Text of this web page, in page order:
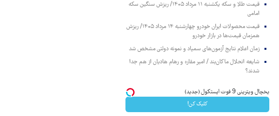
قیمت طلا و سکه یکشنبه ۱۱ مرداد ۱۴۰۵/ ریزش سنگین سکه
امامی
قیمت محصولات ایران خودرو چهارشنبه ۱۴ مرداد ۱۴۰۵/ ریزش
همزمان قیمت‌ها در بازار خودرو
زمان اعلام نتایج آزمون‌های سمپاد و نمونه دولتی مشخص شد
شایعه انحلال ماکان‌بند / امیر مقاره و رهام هادیان از هم جدا
شدند؟
یخچال ویترینی 9 فوت ایستکول (جدید)
کلیک کن!